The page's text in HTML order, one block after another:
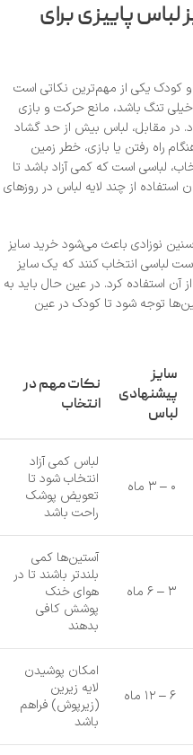
پاییزی برای
و کودک یکی از مهم‌ترین نکاتی است
تنگ باشد، مانع حرکت و بازی
در مقابل، لباس بیش از حد گشاد
راه رفتن یا بازی، خطر زمین
لباسی است که کمی آزاد باشد تا
از چند لایه لباس در روزهای
نوزادی باعث می‌شود خرید سایز
لباسی انتخاب کنند که یک سایز
آن استفاده کرد. در عین حال باید به
توجه شود تا کودک در عین
سایز
پیشنهادی
لباس
نکات مهم در
انتخاب
۰ – ۳ ماه
لباس کمی آزاد
انتخاب شود تا
تعویض پوشک
راحت باشد
۳ – ۶ ماه
آستین‌ها کمی
بلندتر باشند تا در
هوای خنک
پوشش کافی
بدهند
۶ – ۱۲ ماه
امکان پوشیدن
لایه زیرین
(زیرپوش) فراهم
باشد